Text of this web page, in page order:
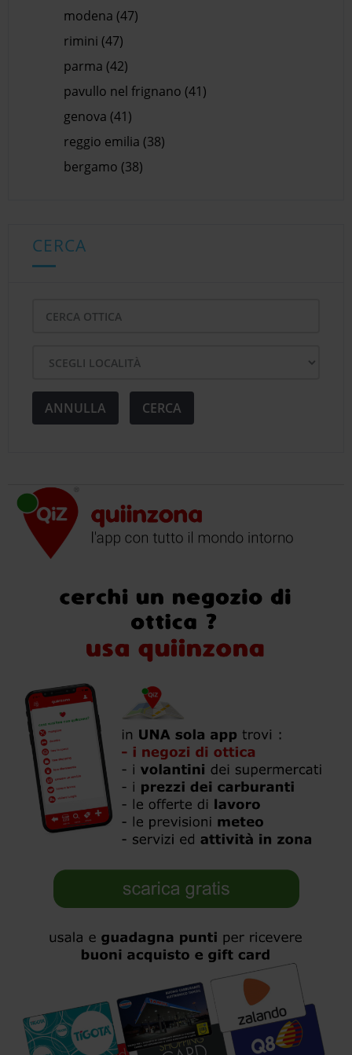
modena (47)
rimini (47)
parma (42)
pavullo nel frignano (41)
genova (41)
reggio emilia (38)
bergamo (38)
CERCA
ANNULLA CERCA